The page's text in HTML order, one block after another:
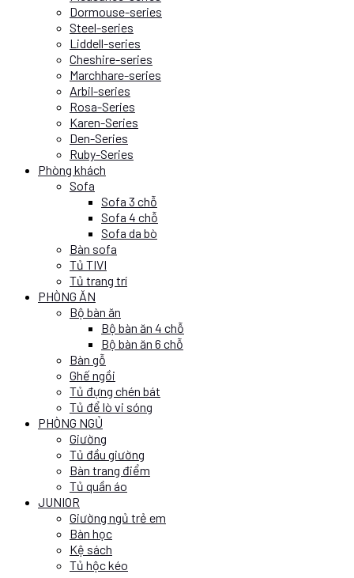
Dormouse-series
Steel-series
Liddell-series
Cheshire-series
Marchhare-series
Arbil-series
Rosa-Series
Karen-Series
Den-Series
Ruby-Series
Phòng khách
Sofa
Sofa 3 chỗ
Sofa 4 chỗ
Sofa da bò
Bàn sofa
Tủ TIVI
Tủ trang trí
PHÒNG ĂN
Bộ bàn ăn
Bộ bàn ăn 4 chỗ
Bộ bàn ăn 6 chỗ
Bàn gỗ
Ghế ngồi
Tủ đựng chén bát
Tủ để lò vi sóng
PHÒNG NGỦ
Giường
Tủ đầu giường
Bàn trang điểm
Tủ quần áo
JUNIOR
Giường ngủ trẻ em
Bàn học
Kệ sách
Tủ hộc kéo